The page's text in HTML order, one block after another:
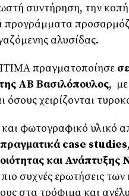
συντήρηση, την
προγράμματα
αλυσίδας.
πραγματοποίησε
ΑΒ Βασιλόπουλος,
όσους χειρίζονται
φωτογραφικό υλικό
πραγματικά case studies
και
συχνές ερωτήσεις
στα τρόφιμα και